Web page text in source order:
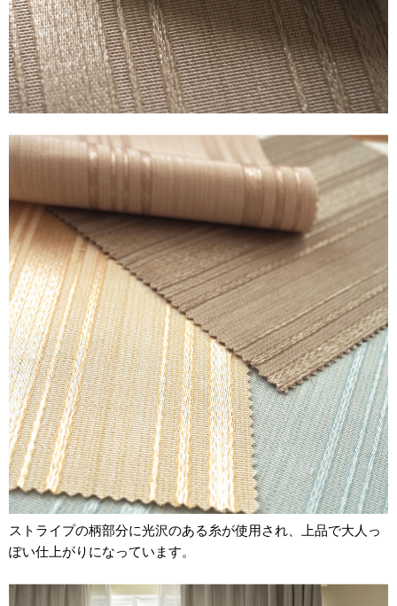
ストライプの柄部分に光沢のある糸が使用され、上品で大人っ
ぽい仕上がりになっています。